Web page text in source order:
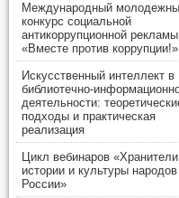
Международный
конкурс социальной
антикоррупционной рекламы
«Вместе против коррупции!»
Искусственный интеллект в
библиотечно-
деятельности:
подходы и практическая
реализация
Цикл вебинаров «Хранители
истории и культуры народов
России»